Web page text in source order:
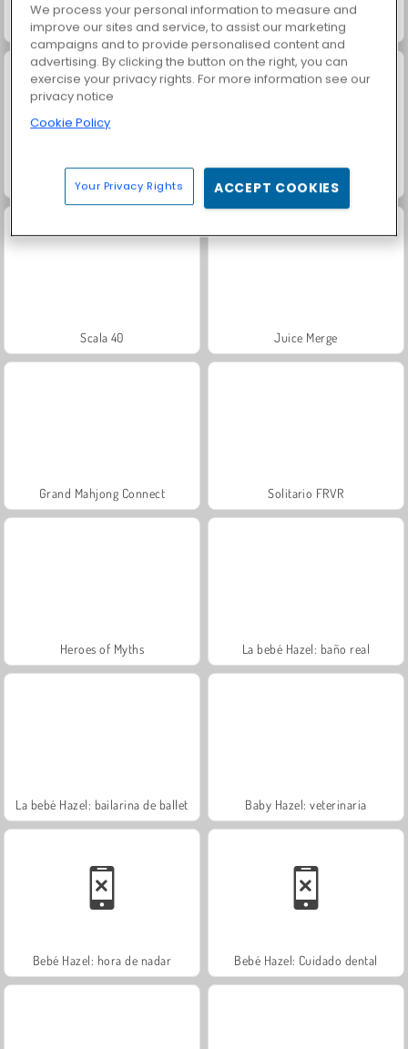
Farm Merge Valley Jewel Garden Story
Masha and the Bear: Meadows Royal Story
Scala 40 Juice Merge
Grand Mahjong Connect Solitario FRVR
Heroes of Myths La bebé Hazel: baño real
La bebé Hazel: bailarina de ballet Baby Hazel: veterinaria
Bebé Hazel: hora de nadar Bebé Hazel: Cuidado dental
We process your personal information to measure and
improve our sites and service, to assist our marketing
campaigns and to provide personalised content and
advertising. By clicking the button on the right, you can
exercise your privacy rights. For more information see our
privacy notice
Cookie Policy
Your Privacy Rights ACCEPT COOKIES